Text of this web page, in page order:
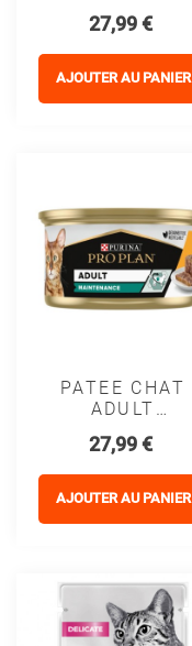
PURINA
PROPLAN
Prix
27,99 €
AJOUTER AU PANIER
PATEE CHAT
ADULT
POULET -
PURINA
PROPLAN
Prix
27,99 €
AJOUTER AU PANIER